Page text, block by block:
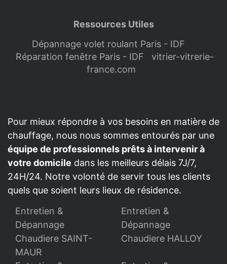
Ressources Utiles
Dépannage volet roulant Paris - IDF
Réparation fenêtre Paris - IDF
vitrier-vitrerie-
france.com
Pour mieux répondre à vos besoins en matière de
chauffage, nous nous sommes entourés par une
équipe de professionnels prêts à intervenir à
votre domicile dans les meilleurs délais 7J/7,
24H/24. Notre volonté de servir tous les clients
quels que soient leurs lieux de résidence.
Entretien &
Dépannage
Chaudiere SAINT-
MAUR
Entretien &
Dépannage
Chaudiere HALLOY